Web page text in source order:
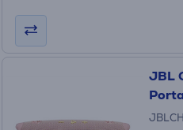
JBL